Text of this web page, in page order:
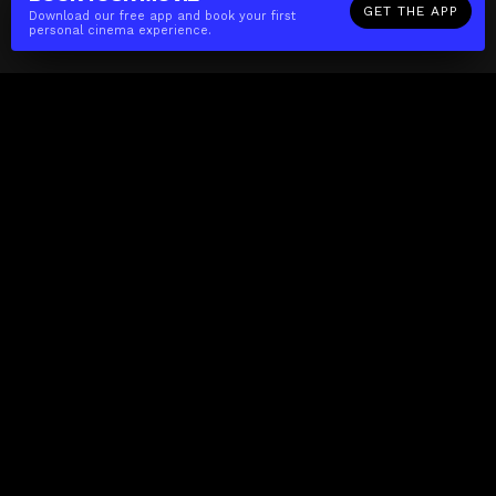
Download our free app and book your first
personal cinema experience.
GET THE APP